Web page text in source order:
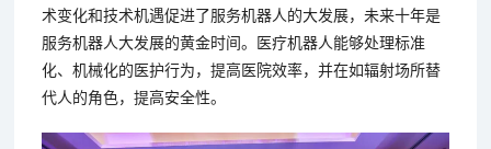
术变化和技术机遇促进了服务机器人的大发展，未来十年是
服务机器人大发展的黄金时间。医疗机器人能够处理标准
化、机械化的医护行为，提高医院效率，并在如辐射场所替
代人的角色，提高安全性。